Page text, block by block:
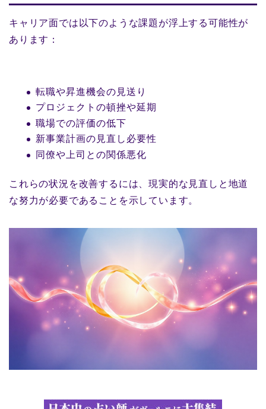
キャリア面では以下のような課題が浮上する可能性が
あります：
転職や昇進機会の見送り
プロジェクトの頓挫や延期
職場での評価の低下
新事業計画の見直し必要性
同僚や上司との関係悪化
これらの状況を改善するには、現実的な見直しと地道
な努力が必要であることを示しています。